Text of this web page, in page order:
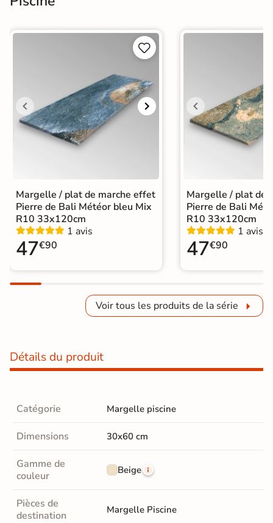


Margelle / plat de marche effet
Pierre de Bali Météor bleu Mix
R10 33x120cm
1 avis
47€90
Margelle / plat de
Pierre de Bali
R10 33x120cm
1 avis
47€90
Voir tous les produits de la série
Détails du produit
Catégorie Margelle piscine
Dimensions 30x60 cm
Gamme de
couleur
Beige
Pièces de
destination
Margelle Piscine